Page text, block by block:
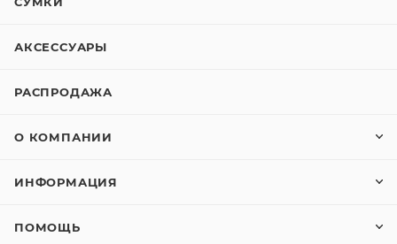
АКСЕССУАРЫ
РАСПРОДАЖА
О КОМПАНИИ
ИНФОРМАЦИЯ
ПОМОЩЬ